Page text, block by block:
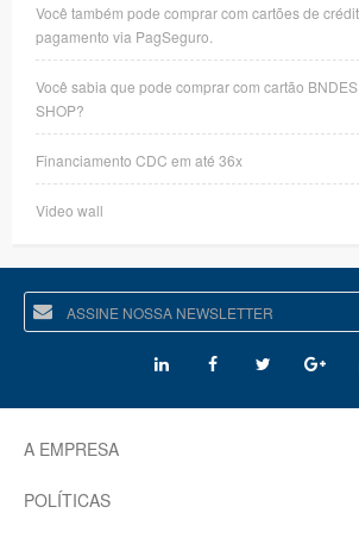
Você também pode comprar com cartões de
pagamento via PagSeguro.
Você sabia que pode comprar com cartão
SHOP?
Financiamento CDC em até 36x
Video wall
A EMPRESA
POLÍTICAS